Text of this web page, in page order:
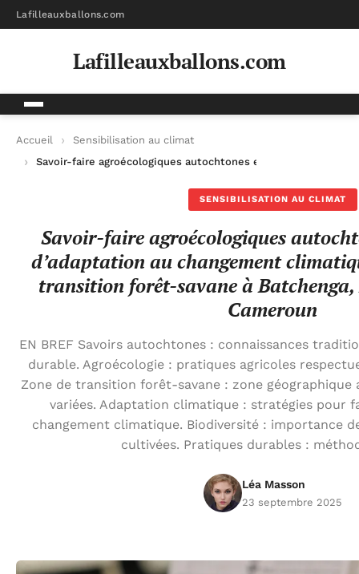
Lafilleauxballons.com
Lafilleauxballons.com
Accueil
Sensibilisation au climat
Savoir-faire agroécologiques autochtones et stratégies
SENSIBILISATION AU CLIMAT
Savoir-faire agroécologiques
d’adaptation au changement
transition forêt-savane à Batchenga,
Cameroun
EN BREF Savoirs autochtones : connaissances
durable. Agroécologie : pratiques agricoles
Zone de transition forêt-savane : zone
variées. Adaptation climatique : stratégies pour
changement climatique. Biodiversité : importance
cultivées. Pratiques durables :
Léa Masson
23 septembre 2025